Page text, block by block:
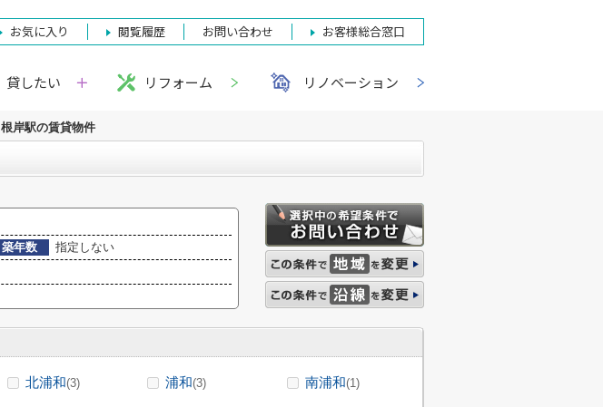
お気に入り 閲覧履歴 お問い合わせ お客様総合窓口
貸したい リフォーム リノベーション
根岸駅の賃貸物件
築年数
指定しない
北浦和(3) 浦和(3) 南浦和(1)